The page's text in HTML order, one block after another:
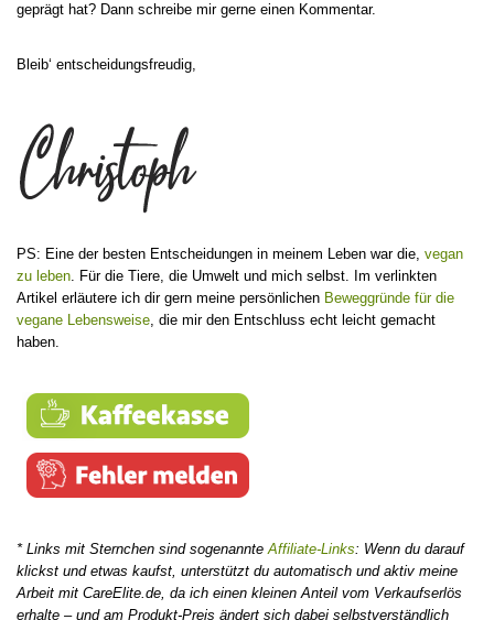
geprägt hat? Dann schreibe mir gerne einen Kommentar.
Bleib‘ entscheidungsfreudig,
PS: Eine der besten Entscheidungen in meinem Leben war die, vegan
zu leben. Für die Tiere, die Umwelt und mich selbst. Im verlinkten
Artikel erläutere ich dir gern meine persönlichen Beweggründe für die
vegane Lebensweise, die mir den Entschluss echt leicht gemacht
haben.
* Links mit Sternchen sind sogenannteAffiliate-Links: Wenn du darauf
klickst und etwas kaufst, unterstützt du automatisch und aktiv meine
Arbeit mit CareElite.de, da ich einen kleinen Anteil vom Verkaufserlös
erhalte – und am Produkt-Preis ändert sich dabei selbstverständlich